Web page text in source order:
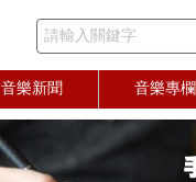
請輸入關鍵字
音樂新聞 音樂專欄